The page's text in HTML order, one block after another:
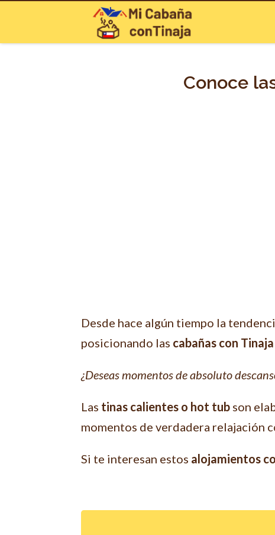
Conoce
Desde hace algún tiempo la
posicionando las cabañas con
¿Deseas momentos de absoluto
Las tinas calientes o hot tub son
momentos de verdadera relajación
Si te interesan estos alojamientos